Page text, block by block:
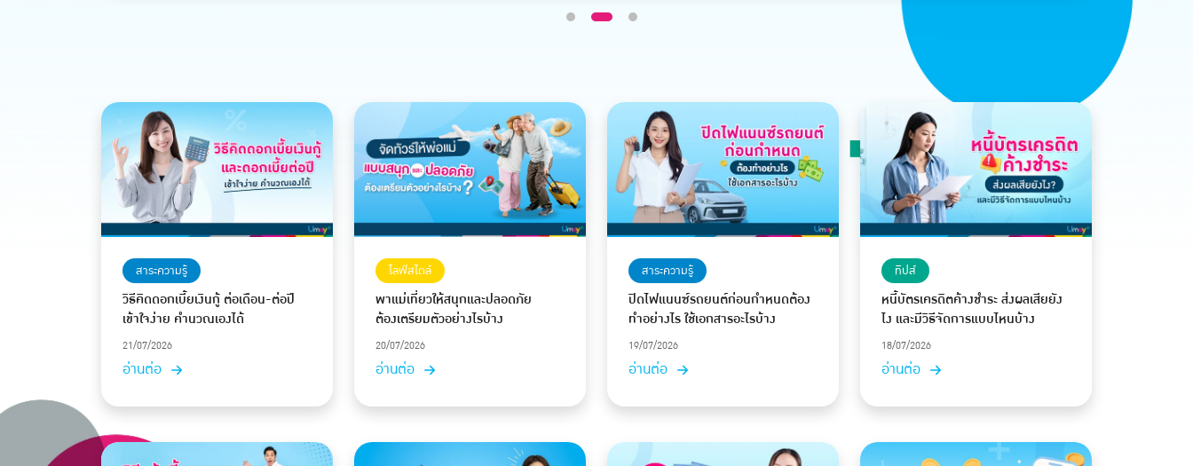
สาระความรู้
วิธีคิดดอกเบี้ยเงินกู้ ต่อเดือน-ต่อปี
เข้าใจง่าย คำนวณเองได้
21/07/2026
อ่านต่อ
ไลฟ์สไตล์
พาแม่เที่ยวให้สนุกและปลอดภัย
ต้องเตรียมตัวอย่างไรบ้าง
20/07/2026
อ่านต่อ
สาระความรู้
ปิดไฟแนนซ์รถยนต์ก่อนกำหนดต้อง
ทำอย่างไร ใช้เอกสารอะไรบ้าง
19/07/2026
อ่านต่อ
ทิปส์
หนี้บัตรเครดิตค้างชำระ ส่งผลเสียยัง
ไง และมีวิธีจัดการแบบไหนบ้าง
18/07/2026
อ่านต่อ